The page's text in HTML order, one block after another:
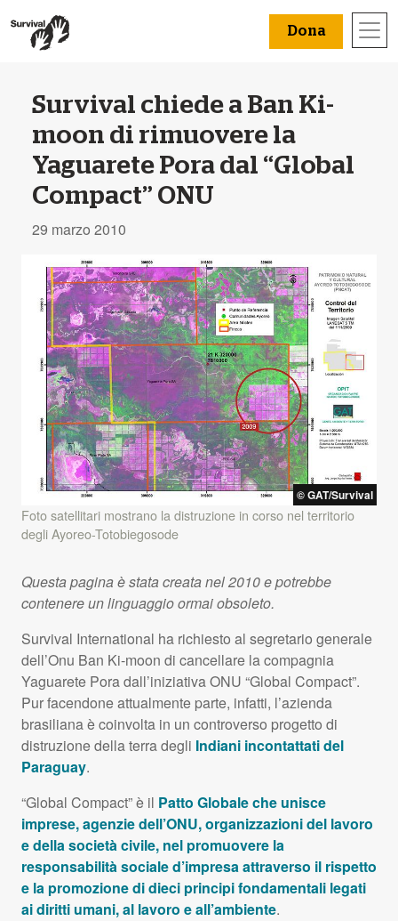
Dona
Survival chiede a Ban Ki-
moon di rimuovere la
Yaguarete Pora dal “Global
Compact” ONU
29 marzo 2010
©GAT/Survival
Foto satellitari mostrano la distruzione in corso nel territorio
degli Ayoreo-Totobiegosode
Questa pagina è stata creata nel 2010 e potrebbe
contenere un linguaggio ormai obsoleto.
Survival International ha richiesto al segretario generale
dell’Onu Ban Ki-moon di cancellare la compagnia
Yaguarete Pora dall’iniziativaONU “Global Compact”.
Pur facendone attualmente parte, infatti, l’azienda
brasiliana è coinvolta in un controverso progetto di
distruzione della terra degli Indiani incontattati del
Paraguay.
“Global Compact” è il Patto Globale che unisce
imprese, agenzie dell’ONU, organizzazioni del lavoro
e della società civile, nel promuovere la
responsabilità sociale d’impresa attraverso il rispetto
e la promozione di dieci principi fondamentali legati
ai diritti umani, al lavoro e all’ambiente.